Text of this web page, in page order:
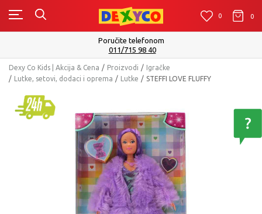
0 0 0
Poručite telefonom
011/715 98 40
Dexy Co Kids | Akcija & Cena Proizvodi
Igračke
Lutke, setovi, dodaci i oprema
Lutke STEFFI LOVE FLUFFY